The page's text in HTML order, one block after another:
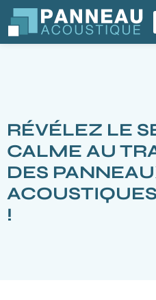
RÉVÉLEZ LE
CALME AU
DES
!